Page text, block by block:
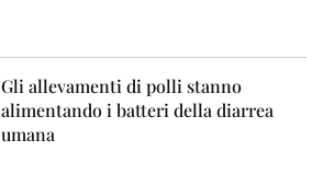
Gli allevamenti di polli stanno
alimentando i batteri della diarrea
umana